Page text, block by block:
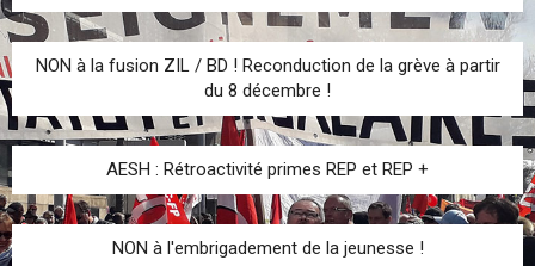
NON à la fusion ZIL / BD ! Reconduction de la grève à partir
du 8 décembre !
AESH : Rétroactivité primes REP et REP +
NON à l'embrigadement de la jeunesse !